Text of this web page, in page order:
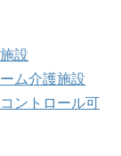
設
ム介護施設
ントロール可